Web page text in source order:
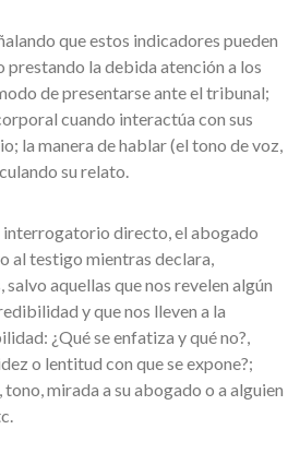
que estos indicadores pueden
prestando la debida atención a los
de presentarse ante el tribunal;
cuando interactúa con sus
la manera de hablar (el tono de voz,
su relato.
directo, el abogado
al testigo mientras declara,
aquellas que nos revelen algún
y que nos lleven a la
¿Qué se enfatiza y qué no?,
o lentitud con que se expone?;
tono, mirada a su abogado o a alguien